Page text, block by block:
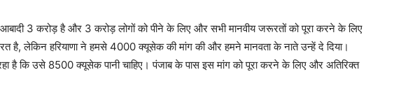
आबादी 3 करोड़ है और 3 करोड़ लोगों को पीने के लिए और सभी मानवीय जरूरतों को पूरा करने के लिए
है, लेकिन हरियाणा ने हमसे 4000 क्यूसेक की मांग की और हमने मानवता के नाते उन्हें दे दिया।
है कि उसे 8500 क्यूसेक पानी चाहिए। पंजाब के पास इस मांग को पूरा करने के लिए और अतिरिक्त